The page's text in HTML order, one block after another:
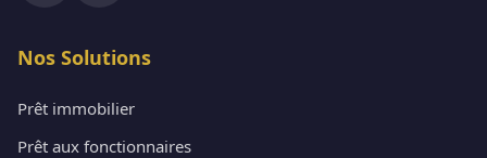
Nos Solutions
Prêt immobilier
Prêt aux fonctionnaires